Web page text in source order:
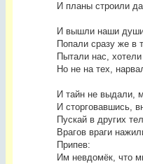
И планы строили
И вышли наши
Попали сразу же в
Пытали нас,
Но не на тех,
И тайн не выдали,
И сторговавшись,
Пускай в других
Врагов враги
Припев:
Им невдомёк, что